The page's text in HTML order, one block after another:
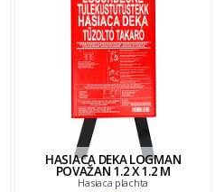
HASIACA DEKA LOGMAN
POVAŽAN 1.2 X 1.2 M
Hasiaca plachta